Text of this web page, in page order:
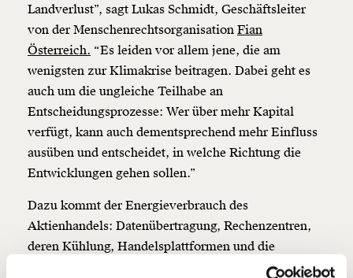
Veränderung
beginnt mit Dir!
WerdeFördermitglied und wir können gemeinsam
unsere Wirtschaft so gestalten, dass sie für alle
funktioniert. Unsere Recherchen sind für alle frei im
Netz. Unabhängig und werbefrei. Und das wird auch
so bleiben. Kämpf’ mit uns für den Fortschritt und
unterstütze uns mit Deinem Mitgliedsbeitrag.
Du überweist lieber direkt?
Hier unsere IBAN: AT34 4300 0498 0007 6017
Kontoinhaber: Momentum Institut - Verein für
sozialen Fortschritt
Landverlust”, sagt Lukas Schmidt, Geschäftsleiter
von der Menschenrechtsorganisation Fian
Österreich. “Es leiden vor allem jene, die am
wenigsten zur Klimakrise beitragen. Dabei geht es
auch um die ungleiche Teilhabe an
Entscheidungsprozesse: Wer über mehr Kapital
verfügt, kann auch dementsprechend mehr Einfluss
ausüben und entscheidet, in welche Richtung die
Entwicklungen gehen sollen.”
Dazu kommt der Energieverbrauch des
Aktienhandels: Datenübertragung, Rechenzentren,
deren Kühlung, Handelsplattformen und die
Stromversorgung dieser Services sind ziemliche